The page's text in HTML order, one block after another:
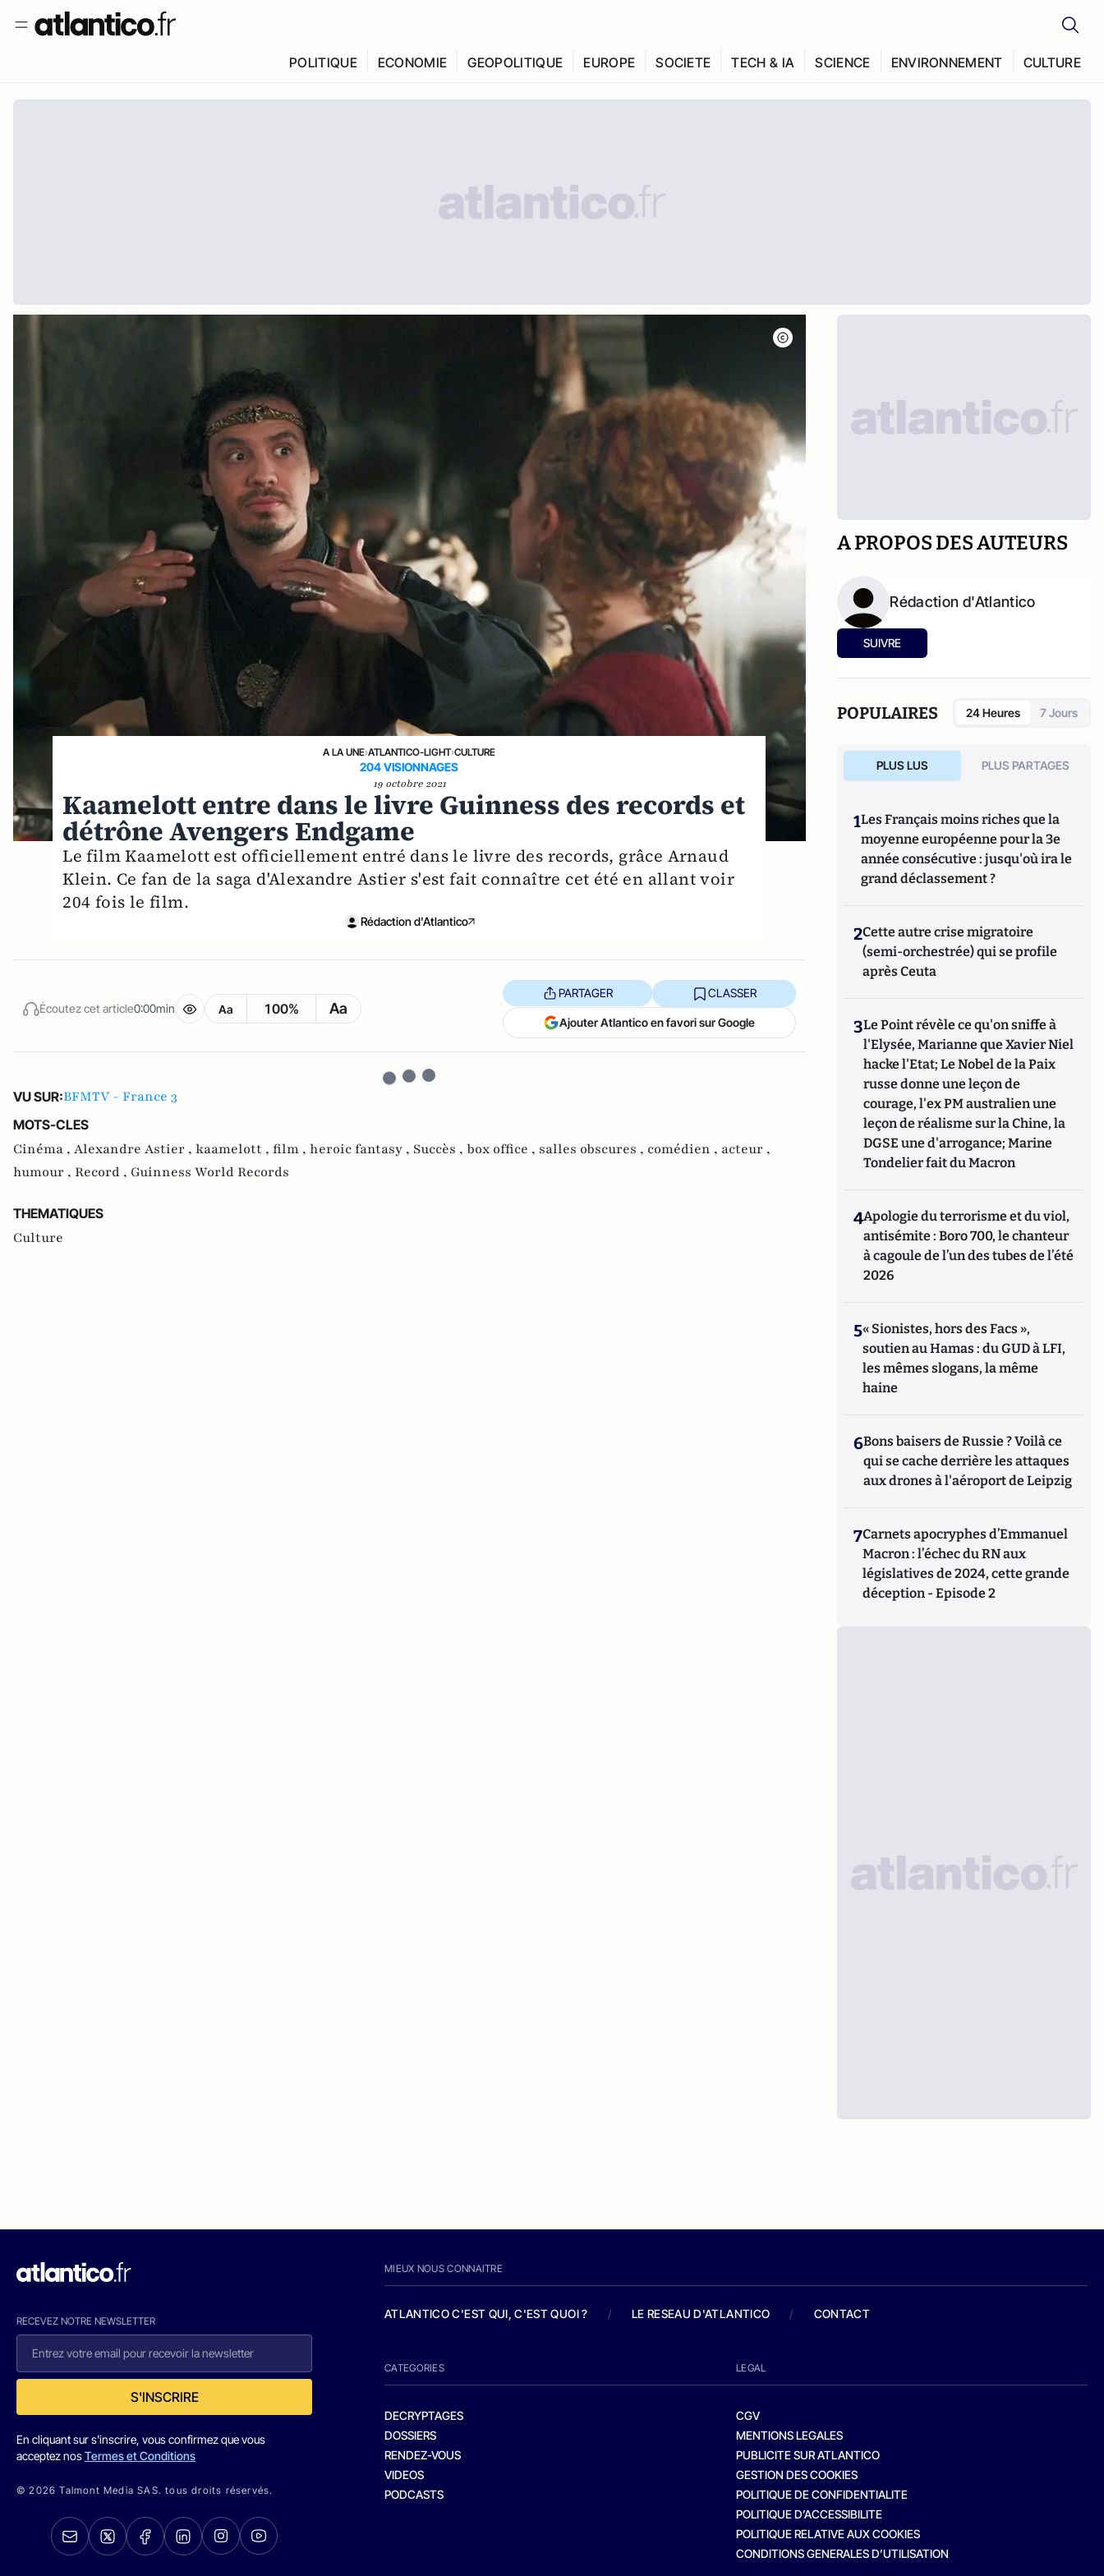
POLITIQUE ECONOMIE GEOPOLITIQUE EUROPE SOCIETE TECH & IA SCIENCE ENVIRONNEMENT CULTURE
A LA UNE›ATLANTICO-LIGHT›CULTURE
204 VISIONNAGES
19 octobre 2021
Kaamelott entre dans le livre Guinness des records et
détrône Avengers Endgame
Le film Kaamelott est officiellement entré dans le livre des records, grâce Arnaud
Klein. Ce fan de la saga d'Alexandre Astier s'est fait connaître cet été en allant voir
204 fois le film.
Rédaction d'Atlantico
Écoutez cet article0:00min Aa 100% Aa
PARTAGER CLASSER
Ajouter Atlantico en favori sur Google
VU SUR:BFMTV - France 3
MOTS-CLES
Cinéma , Alexandre Astier , kaamelott , film , heroic fantasy , Succès , box office , salles obscures , comédien , acteur ,
humour , Record , Guinness World Records
THEMATIQUES
Culture
A PROPOS DES AUTEURS
Rédaction d'Atlantico
SUIVRE
POPULAIRES 24 Heures 7 Jours
PLUS LUS PLUS PARTAGES
1Les Français moins riches que la
moyenne européenne pour la 3e
année consécutive : jusqu'où ira le
grand déclassement ?
2Cette autre crise migratoire
(semi-orchestrée) qui se profile
après Ceuta
3Le Point révèle ce qu'on sniffe à
l'Elysée, Marianne que Xavier Niel
hacke l'Etat; Le Nobel de la Paix
russe donne une leçon de
courage, l'ex PM australien une
leçon de réalisme sur la Chine, la
DGSE une d'arrogance; Marine
Tondelier fait du Macron
4Apologie du terrorisme et du viol,
antisémite : Boro 700, le chanteur
à cagoule de l’un des tubes de l’été
2026
5« Sionistes, hors des Facs »,
soutien au Hamas : du GUD à LFI,
les mêmes slogans, la même
haine
6Bons baisers de Russie ? Voilà ce
qui se cache derrière les attaques
aux drones à l'aéroport de Leipzig
7Carnets apocryphes d’Emmanuel
Macron : l’échec du RN aux
législatives de 2024, cette grande
déception - Episode 2
RECEVEZ NOTRE NEWSLETTER
S'INSCRIRE
En cliquant sur s'inscrire, vous confirmez que vous
acceptez nosTermes et Conditions
© 2026 Talmont Media SAS. tous droits réservés.
MIEUX NOUS CONNAITRE
ATLANTICO C'EST QUI, C'EST QUOI ? / LE RESEAU D'ATLANTICO / CONTACT
CATEGORIES
DECRYPTAGES
DOSSIERS
RENDEZ-VOUS
VIDEOS
PODCASTS
LEGAL
CGV
MENTIONS LEGALES
PUBLICITE SUR ATLANTICO
GESTION DES COOKIES
POLITIQUE DE CONFIDENTIALITE
POLITIQUE D’ACCESSIBILITE
POLITIQUE RELATIVE AUX COOKIES
CONDITIONS GENERALES D’UTILISATION